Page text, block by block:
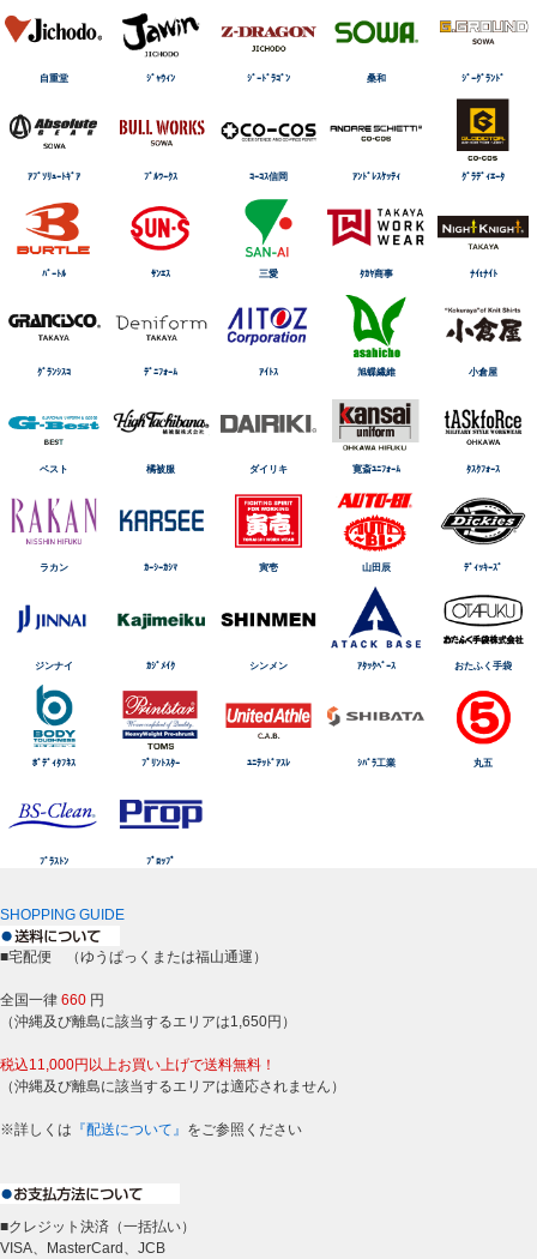
自重堂 ｼﾞｬｳｨﾝ ｼﾞｰﾄﾞﾗｺﾞﾝ 桑和 ｼﾞｰｸﾞﾗﾝﾄﾞ
ｱﾌﾞｿﾘｭｰﾄｷﾞｱ ﾌﾞﾙﾜｰｸｽ ｺｰｺｽ信岡 ｱﾝﾄﾞﾚｽｹｯﾃｨ ｸﾞﾗﾃﾞｨｴｰﾀ
ﾊﾞｰﾄﾙ ｻﾝｴｽ 三愛 ﾀｶﾔ商事 ﾅｲtﾅｲﾄ
ｸﾞﾗﾝｼｽｺ ﾃﾞﾆﾌｫｰﾑ ｱｲﾄｽ 旭蝶繊維 小倉屋
ベスト 橘被服 ダイリキ 寛斎ﾕﾆﾌｫｰﾑ ﾀｽｸﾌｫｰｽ
ラカン ｶｰｼｰｶｼﾏ 寅壱 山田辰 ﾃﾞｨｯｷｰｽﾞ
ジンナイ ｶｼﾞﾒｲｸ シンメン ｱﾀｯｸﾍﾞｰｽ おたふく手袋
ﾎﾞﾃﾞｨﾀﾌﾈｽ ﾌﾟﾘﾝﾄｽﾀｰ ﾕﾆﾃｯﾄﾞｱｽﾚ ｼﾊﾞﾗ工業 丸五
ﾌﾞﾗｽﾄﾝ ﾌﾟﾛｯﾌﾟ
SHOPPING GUIDE
■宅配便 （ゆうぱっくまたは福山通運）
全国一律 660 円
（沖縄及び離島に該当するエリアは1,650円）
税込11,000円以上お買い上げで送料無料！
（沖縄及び離島に該当するエリアは適応されません）
※詳しくは 『配送について』 をご参照ください
■クレジット決済（一括払い）
VISA、MasterCard、JCB